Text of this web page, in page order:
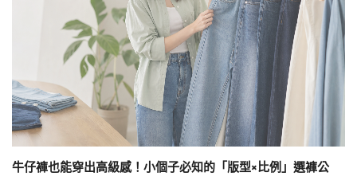
牛仔褲也能穿出高級感！小個子必知的「版型×比例」選褲公